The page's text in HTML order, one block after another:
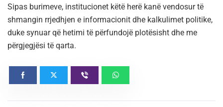
Sipas burimeve, institucionet këtë herë kanë vendosur të
shmangin rrjedhjen e informacionit dhe kalkulimet politike,
duke synuar që hetimi të përfundojë plotësisht dhe me
përgjegjësi të qarta.